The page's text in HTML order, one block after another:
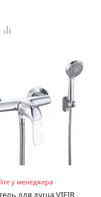
у менеджера
для душа VIEIR